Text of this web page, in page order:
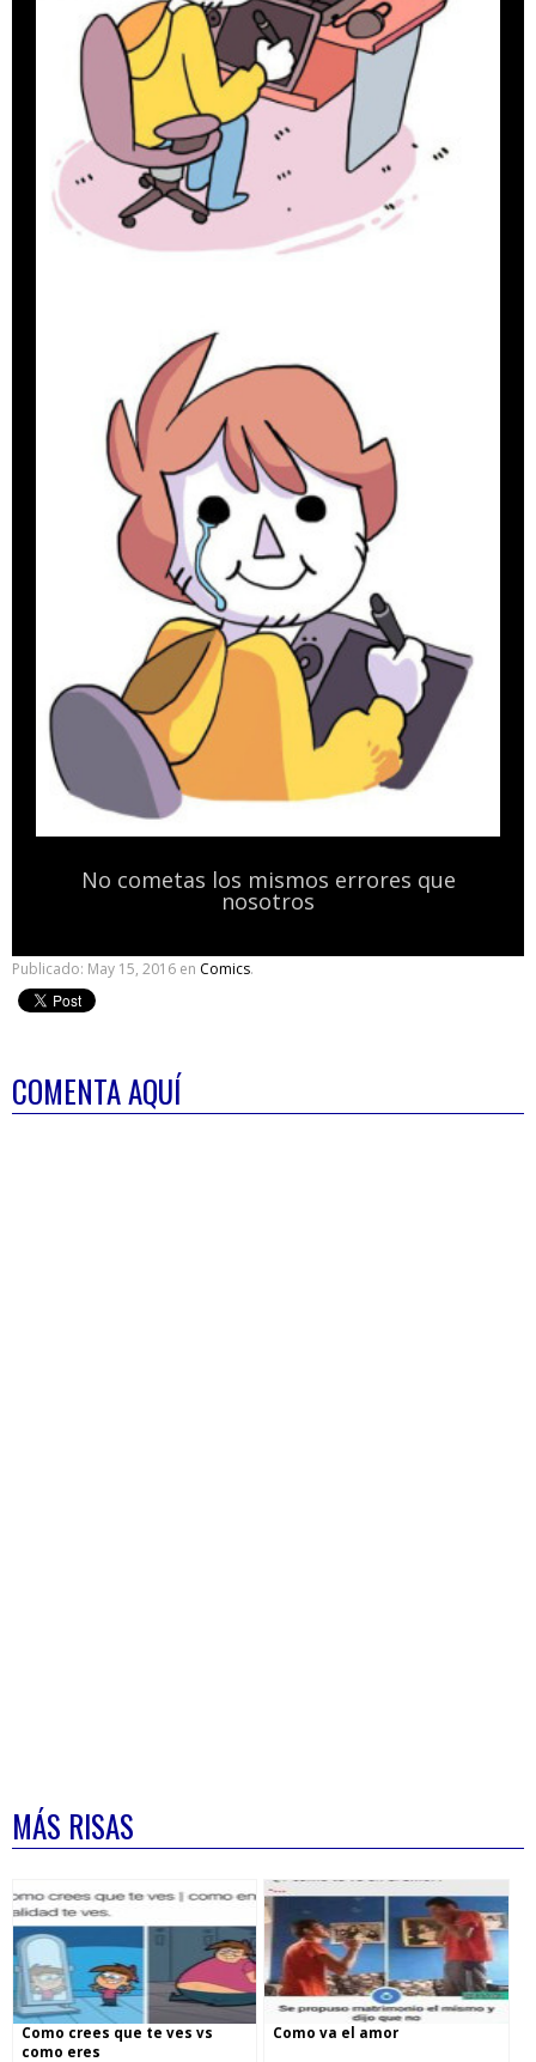
No cometas los mismos errores que
nosotros
Publicado: May 15, 2016 en Comics.
COMENTA AQUÍ
MÁS RISAS
Como crees que te ves vs
como eres
Como va el amor